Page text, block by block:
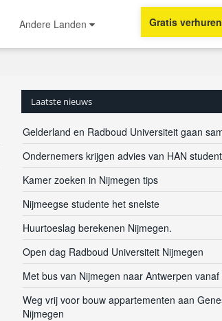
Andere Landen Gratis verhuren
Laatste nieuws
Gelderland en Radboud Universiteit gaan
Ondernemers krijgen advies van HAN
Kamer zoeken in Nijmegen tips
Nijmeegse studente het snelste
Huurtoeslag berekenen Nijmegen.
Open dag Radboud Universiteit Nijmegen
Met bus van Nijmegen naar Antwerpen vanaf
Weg vrij voor bouw appartementen aan
Nijmegen